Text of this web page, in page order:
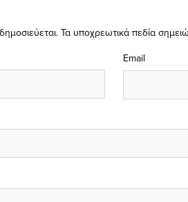
Τα υποχρεωτικά πεδία
Email